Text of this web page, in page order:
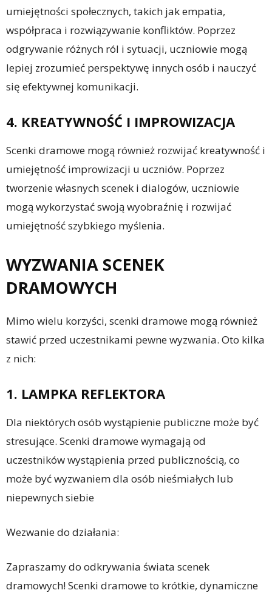
umiejętności społecznych, takich jak empatia,
współpraca i rozwiązywanie konfliktów. Poprzez
odgrywanie różnych ról i sytuacji, uczniowie mogą
lepiej zrozumieć perspektywę innych osób i nauczyć
się efektywnej komunikacji.
4. KREATYWNOŚĆ I IMPROWIZACJA
Scenki dramowe mogą również rozwijać kreatywność i
umiejętność improwizacji u uczniów. Poprzez
tworzenie własnych scenek i dialogów, uczniowie
mogą wykorzystać swoją wyobraźnię i rozwijać
umiejętność szybkiego myślenia.
WYZWANIA SCENEK
DRAMOWYCH
Mimo wielu korzyści, scenki dramowe mogą również
stawić przed uczestnikami pewne wyzwania. Oto kilka
z nich:
1. LAMPKA REFLEKTORA
Dla niektórych osób wystąpienie publiczne może być
stresujące. Scenki dramowe wymagają od
uczestników wystąpienia przed publicznością, co
może być wyzwaniem dla osób nieśmiałych lub
niepewnych siebie
Wezwanie do działania:
Zapraszamy do odkrywania świata scenek
dramowych! Scenki dramowe to krótkie, dynamiczne